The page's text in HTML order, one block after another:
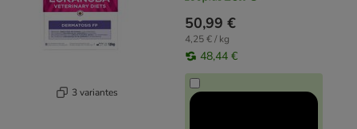
3 variantes
50,99 €
4,25 € / kg
48,44 €